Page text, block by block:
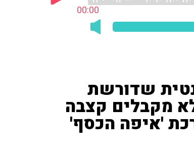
00:00
שדורשת
אך הוריו לא מקבלים קצבה
'איפה הכסף'